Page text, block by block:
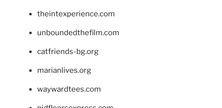
theintexperience.com
unboundedthefilm.com
catfriends-bg.org
marianlives.org
waywardtees.com